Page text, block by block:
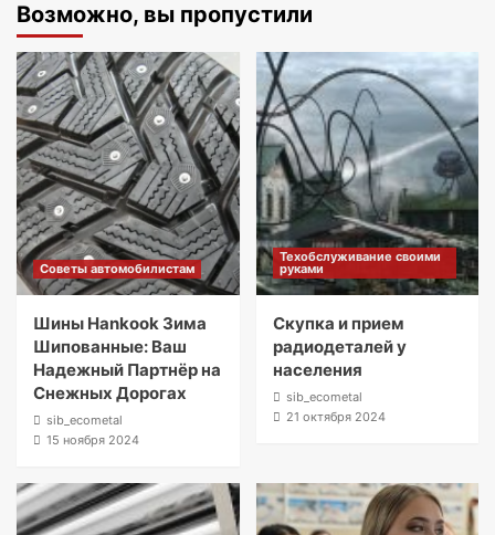
Возможно, вы пропустили
Советы автомобилистам
Шины Hankook Зима
Шипованные: Ваш
Надежный Партнёр на
Снежных Дорогах
sib_ecometal
15 ноября 2024
Техобслуживание своими
руками
Скупка и прием
радиодеталей у
населения
sib_ecometal
21 октября 2024